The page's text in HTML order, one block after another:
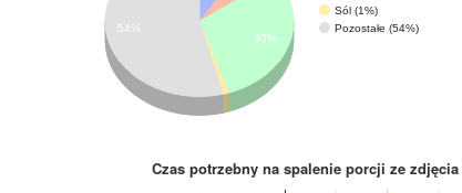
Sól (1%)
Pozostałe (54%)
30%
54%
Czas potrzebny na spalenie porcji ze zdjęcia